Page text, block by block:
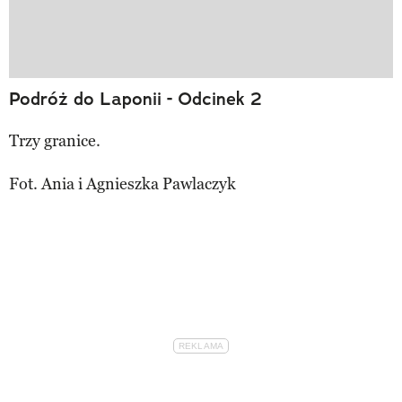
Podróż do Laponii - Odcinek 2
Trzy granice.
Fot. Ania i Agnieszka Pawlaczyk